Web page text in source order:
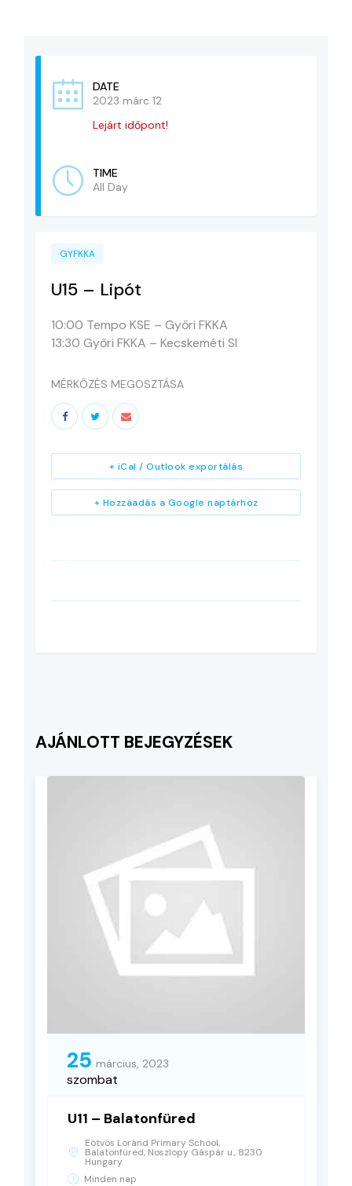
ADATVÉDELEM
DATE
2023 márc 12
Lejárt időpont!
TIME
All Day
GYFKKA
U15 – Lipót
10:00 Tempo KSE – Győri FKKA
13:30 Győri FKKA – Kecskeméti SI
MÉRKŐZÉS MEGOSZTÁSA
+ Hozzáadás a Google naptárhoz
+ iCal / Outlook exportálás
AJÁNLOTT BEJEGYZÉSEK
25 március, 2023
szombat
U11 – Balatonfüred
Eötvös Loránd Primary School,
Balatonfüred, Noszlopy Gáspár u., 8230
Hungary
Minden nap